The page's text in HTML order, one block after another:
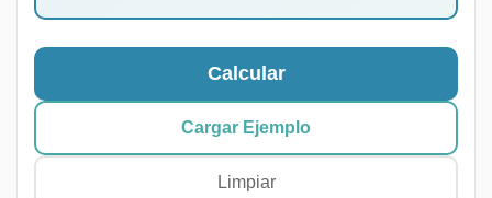
Calcular
Cargar Ejemplo
Limpiar